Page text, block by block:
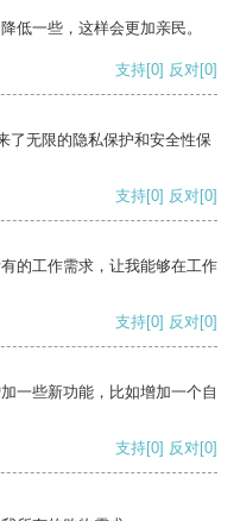
低一些，这样会更加亲民。
支持[0] 反对[0]
了无限的隐私保护和安全性保
支持[0] 反对[0]
的工作需求，让我能够在工作
支持[0] 反对[0]
一些新功能，比如增加一个自
支持[0] 反对[0]